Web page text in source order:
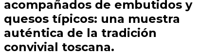
acompañados de embutidos y
quesos típicos: una muestra
auténtica de la tradición
convivial toscana.